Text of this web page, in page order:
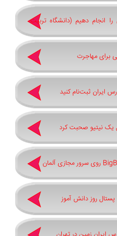
انجام دهیم (دانشگاه تربیت
برای مهاجرت
ایران ثبت‌نام کنید
یک نیتیو صحبت کرد